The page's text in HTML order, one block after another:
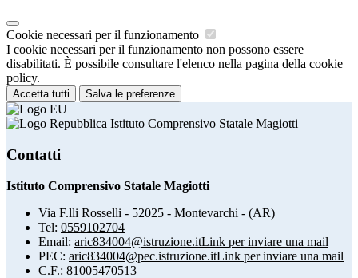
Cookie necessari per il funzionamento
I cookie necessari per il funzionamento non possono essere
disabilitati. È possibile consultare l'elenco nella pagina della cookie
policy.
Accetta tutti Salva le preferenze
Istituto Comprensivo Statale Magiotti
Contatti
Istituto Comprensivo Statale Magiotti
Via F.lli Rosselli - 52025 - Montevarchi - (AR)
Tel: 0559102704
Email: aric834004@istruzione.itLink per inviare una mail
PEC: aric834004@pec.istruzione.itLink per inviare una mail
C.F.: 81005470513